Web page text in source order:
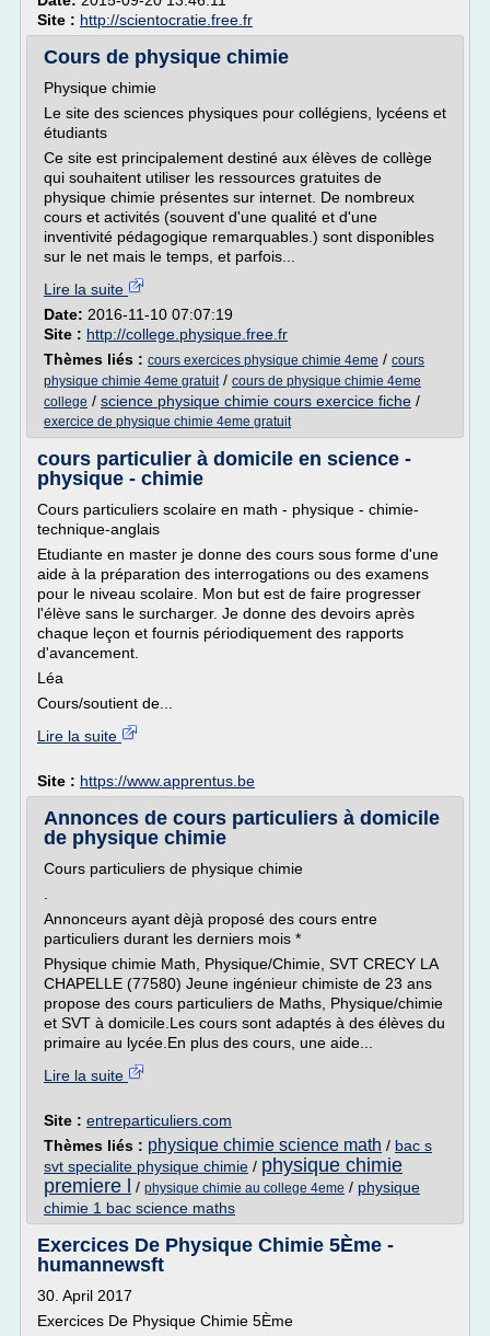
Site : http://scientocratie.free.fr
Cours de physique chimie
Physique chimie
Le site des sciences physiques pour collégiens, lycéens et
étudiants
Ce site est principalement destiné aux élèves de collège
qui souhaitent utiliser les ressources gratuites de
physique chimie présentes sur internet. De nombreux
cours et activités (souvent d'une qualité et d'une
inventivité pédagogique remarquables.) sont disponibles
sur le net mais le temps, et parfois...
Lire la suite
Date: 2016-11-10 07:07:19
Site : http://college.physique.free.fr
Thèmes liés : cours exercices physique chimie 4eme / cours
physique chimie 4eme gratuit/ cours de physique chimie 4eme
college / science physique chimie cours exercice fiche /
exercice de physique chimie 4eme gratuit
cours particulier à domicile en science -
physique - chimie
Cours particuliers scolaire en math - physique - chimie-
technique-anglais
Etudiante en master je donne des cours sous forme d'une
aide à la préparation des interrogations ou des examens
pour le niveau scolaire. Mon but est de faire progresser
l'élève sans le surcharger. Je donne des devoirs après
chaque leçon et fournis périodiquement des rapports
d'avancement.
Léa
Cours/soutient de...
Lire la suite
Site : https://www.apprentus.be
Annonces de cours particuliers à domicile
de physique chimie
Cours particuliers de physique chimie
Annonceurs ayant dèjà proposé des cours entre
particuliers durant les derniers mois *
Physique chimie Math, Physique/Chimie, SVT CRECY LA
CHAPELLE (77580) Jeune ingénieur chimiste de 23 ans
propose des cours particuliers de Maths, Physique/chimie
et SVT à domicile.Les cours sont adaptés à des élèves du
primaire au lycée.En plus des cours, une aide...
Lire la suite
Site : entreparticuliers.com
Thèmes liés : physique chimie science math / bac s
svt specialite physique chimie / physique chimie
premiere l
/ physique chimie au college 4eme / physique
chimie 1 bac science maths
Exercices De Physique Chimie 5Ème -
humannewsft
30. April 2017
Exercices De Physique Chimie 5Ème